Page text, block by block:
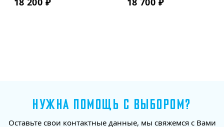
НУЖНА ПОМОЩЬ С ВЫБОРОМ?
Оставьте свои контактные данные, мы свяжемся с Вами